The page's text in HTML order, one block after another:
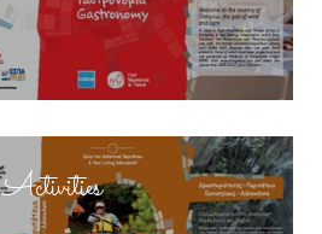
Activities
(overlay)